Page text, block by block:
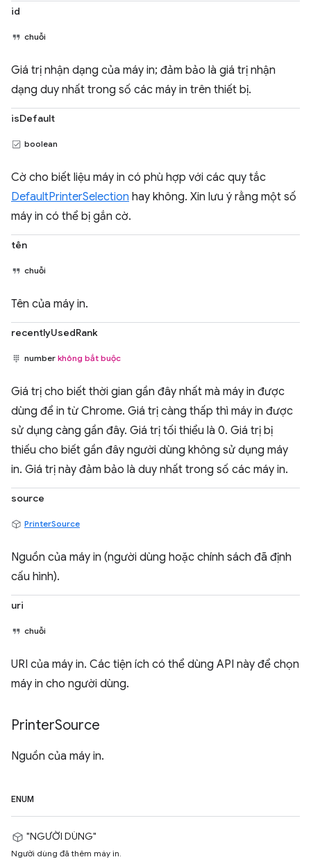
id
chuỗi
Giá trị nhận dạng của máy in; đảm bảo là giá trị nhận
dạng duy nhất trong số các máy in trên thiết bị.
isDefault
boolean
Cờ cho biết liệu máy in có phù hợp với các quy tắc
DefaultPrinterSelection hay không. Xin lưu ý rằng một số
máy in có thể bị gắn cờ.
tên
chuỗi
Tên của máy in.
recentlyUsedRank
number không bắt buộc
Giá trị cho biết thời gian gần đây nhất mà máy in được
dùng để in từ Chrome. Giá trị càng thấp thì máy in được
sử dụng càng gần đây. Giá trị tối thiểu là 0. Giá trị bị
thiếu cho biết gần đây người dùng không sử dụng máy
in. Giá trị này đảm bảo là duy nhất trong số các máy in.
source
PrinterSource
Nguồn của máy in (người dùng hoặc chính sách đã định
cấu hình).
uri
chuỗi
URI của máy in. Các tiện ích có thể dùng API này để chọn
máy in cho người dùng.
PrinterSource
Nguồn của máy in.
ENUM
"NGƯỜI DÙNG"
Người dùng đã thêm máy in.